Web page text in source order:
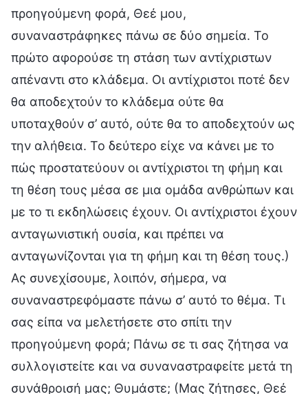
προηγούμενη φορά, Θεέ μου,
συναναστράφηκες πάνω σε δύο σημεία. Το
πρώτο αφορούσε τη στάση των αντίχριστων
απέναντι στο κλάδεμα. Οι αντίχριστοι ποτέ δεν
θα αποδεχτούν το κλάδεμα ούτε θα
υποταχθούν σ’ αυτό, ούτε θα το αποδεχτούν ως
την αλήθεια. Το δεύτερο είχε να κάνει με το
πώς προστατεύουν οι αντίχριστοι τη φήμη και
τη θέση τους μέσα σε μια ομάδα ανθρώπων και
με το τι εκδηλώσεις έχουν. Οι αντίχριστοι έχουν
ανταγωνιστική ουσία, και πρέπει να
ανταγωνίζονται για τη φήμη και τη θέση τους.)
Ας συνεχίσουμε, λοιπόν, σήμερα, να
συναναστρεφόμαστε πάνω σ’ αυτό το θέμα. Τι
σας είπα να μελετήσετε στο σπίτι την
προηγούμενη φορά; Πάνω σε τι σας ζήτησα να
συλλογιστείτε και να συναναστραφείτε μετά τη
συνάθροισή μας; Θυμάστε; (Μας ζήτησες, Θεέ